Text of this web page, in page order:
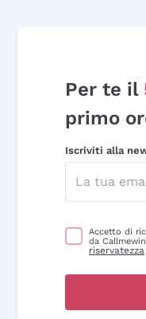
Per te il
primo
Iscriviti alla
Accetto di
da
riservatezza